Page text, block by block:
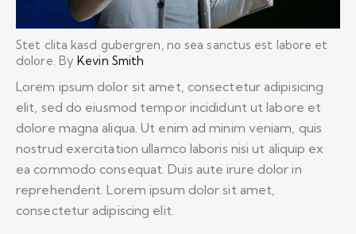
Stet clita kasd gubergren, no sea sanctus est labore et
dolore. By Kevin Smith
Lorem ipsum dolor sit amet, consectetur adipisicing
elit, sed do eiusmod tempor incididunt ut labore et
dolore magna aliqua. Ut enim ad minim veniam, quis
nostrud exercitation ullamco laboris nisi ut aliquip ex
ea commodo consequat. Duis aute irure dolor in
reprehenderit. Lorem ipsum dolor sit amet,
consectetur adipiscing elit.